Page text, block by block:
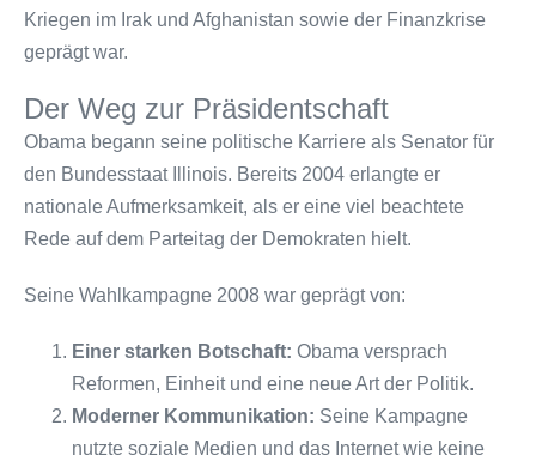
Kriegen im Irak und Afghanistan sowie der Finanzkrise
geprägt war.
Der Weg zur Präsidentschaft
Obama begann seine politische Karriere als Senator für
den Bundesstaat Illinois. Bereits 2004 erlangte er
nationale Aufmerksamkeit, als er eine viel beachtete
Rede auf dem Parteitag der Demokraten hielt.
Seine Wahlkampagne 2008 war geprägt von:
Einer starken Botschaft: Obama versprach
Reformen, Einheit und eine neue Art der Politik.
Moderner Kommunikation: Seine Kampagne
nutzte soziale Medien und das Internet wie keine